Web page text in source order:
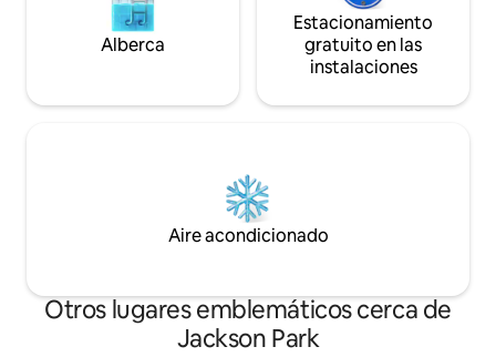
Alberca
Estacionamiento
gratuito en las
instalaciones
Aire acondicionado
Otros lugares emblemáticos cerca de
Jackson Park